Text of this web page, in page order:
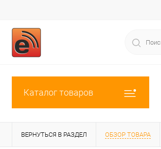
Каталог товаров
ВЕРНУТЬСЯ В РАЗДЕЛ ОБЗОР ТОВАРА